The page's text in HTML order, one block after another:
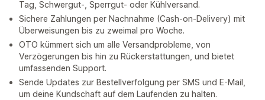
Tag, Schwergut-, Sperrgut- oder Kühlversand.
Sichere Zahlungen per Nachnahme (Cash-on-Delivery) mit
Überweisungen bis zu zweimal pro Woche.
OTO kümmert sich um alle Versandprobleme, von
Verzögerungen bis hin zu Rückerstattungen, und bietet
umfassenden Support.
Sende Updates zur Bestellverfolgung per SMS und E-Mail,
um deine Kundschaft auf dem Laufenden zu halten.